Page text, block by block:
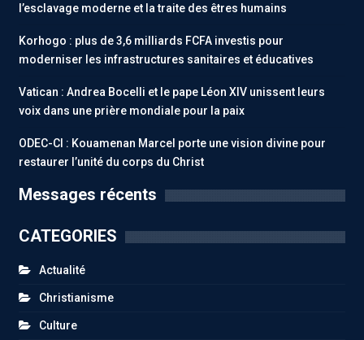
l’esclavage moderne et la traite des êtres humains
Korhogo : plus de 3,6 milliards FCFA investis pour
moderniser les infrastructures sanitaires et éducatives
Vatican : Andrea Bocelli et le pape Léon XIV unissent leurs
voix dans une prière mondiale pour la paix
ODEC-CI : Kouamenan Marcel porte une vision divine pour
restaurer l’unité du corps du Christ
Messages récents
CATEGORIES
Actualité
Christianisme
Culture